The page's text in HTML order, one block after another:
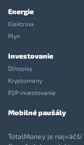
Energie
Elektrina
Plyn
Investovanie
Dlhopisy
Kryptomeny
P2P investovanie
Mobilné paušály
TotalMoney je